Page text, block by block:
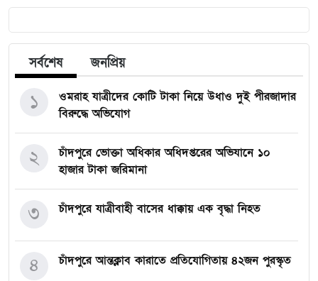
সর্বশেষ জনপ্রিয়
ওমরাহ যাত্রীদের কোটি টাকা নিয়ে উধাও দুই পীরজাদার
বিরুদ্ধে অভিযোগ
১
চাঁদপুরে ভোক্তা অধিকার অধিদপ্তরের অভিযানে ১০
হাজার টাকা জরিমানা
২
চাঁদপুরে যাত্রীবাহী বাসের ধাক্কায় এক বৃদ্ধা নিহত
৩
চাঁদপুরে আন্তক্লাব কারাতে প্রতিযোগিতায় ৪২জন পুরস্কৃত
৪